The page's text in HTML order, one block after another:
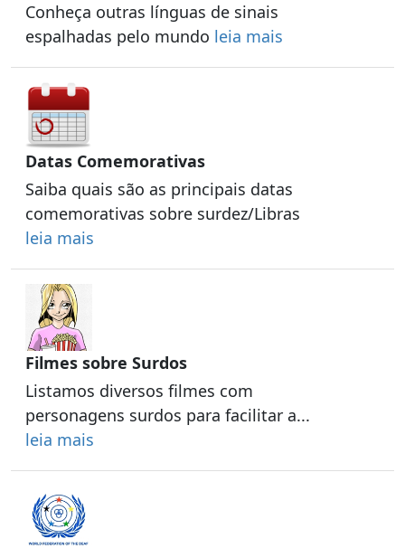
Conheça outras línguas de sinais
espalhadas pelo mundo leia mais
Datas Comemorativas
Saiba quais são as principais datas
comemorativas sobre surdez/Libras
leia mais
Filmes sobre Surdos
Listamos diversos filmes com
personagens surdos para facilitar a...
leia mais